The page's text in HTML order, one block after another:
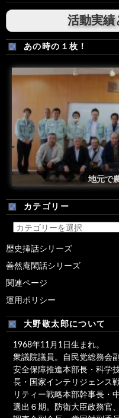
活動実績
あの時の１枚！
安倍総理米国
地元で
カテゴリー
カ
テ
リ
ー
歴史挿話シリーズ
善然庵閑話シリーズ
関連ページ
運用ポリシー
大野敬太郎について
1968年11月1日生まれ。
衆議院議員。自民党総務会
安全保障推進本部長・科学
長・国家インテリジェンス
リティー戦略本部幹事長・
選出６期。防衛大臣政務官